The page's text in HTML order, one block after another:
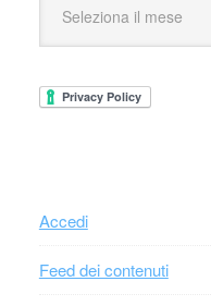
Accedi
Feed dei contenuti